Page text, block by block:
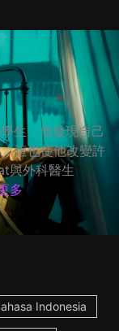
生，他發現自己
這也使他改變許
與外科醫生
多
Indonesia